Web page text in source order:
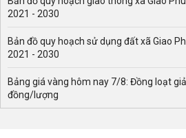
2021 - 2030
Bản đồ quy hoạch sử dụng đất xã Giao
2021 - 2030
Bảng giá vàng hôm nay 7/8: Đồng loạt
đồng/lượng